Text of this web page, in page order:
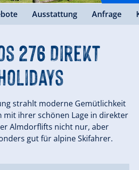
Ausstattung Anfrage
276 Direkt
strahlt moderne Gemütlichkeit
mit ihrer schönen Lage in direkter
Almdorflifts nicht nur, aber
gut für alpine Skifahrer.